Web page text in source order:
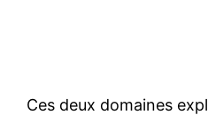
Ces deux domaines